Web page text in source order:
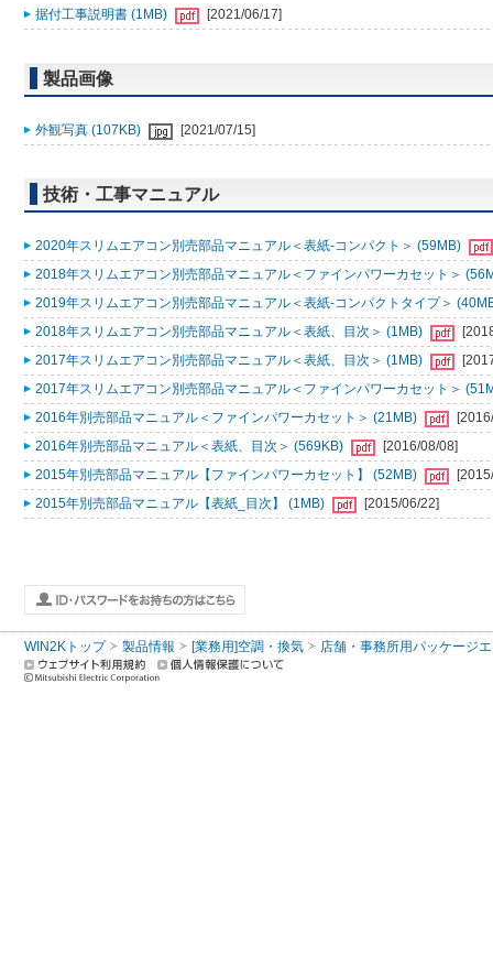
据付工事説明書 (1MB) [2021/06/17]
製品画像
外観写真 (107KB) [2021/07/15]
技術・工事マニュアル
2020年スリムエアコン別売部品マニュアル＜表紙-コンパクト＞ (59MB)
2018年スリムエアコン別売部品マニュアル＜ファインパワーカセット＞
2019年スリムエアコン別売部品マニュアル＜表紙-コンパクトタイプ＞
2018年スリムエアコン別売部品マニュアル＜表紙、目次＞ (1MB)
2017年スリムエアコン別売部品マニュアル＜表紙、目次＞ (1MB)
2017年スリムエアコン別売部品マニュアル＜ファインパワーカセット＞
2016年別売部品マニュアル＜ファインパワーカセット＞ (21MB)
2016年別売部品マニュアル＜表紙、目次＞ (569KB)
[2016/08/08]
2015年別売部品マニュアル【ファインパワーカセット】 (52MB)
2015年別売部品マニュアル【表紙_目次】 (1MB)
[2015/06/22]
WIN2Kトップ 製品情報 [業務用]空調・換気 店舗・事務所用パッケージ